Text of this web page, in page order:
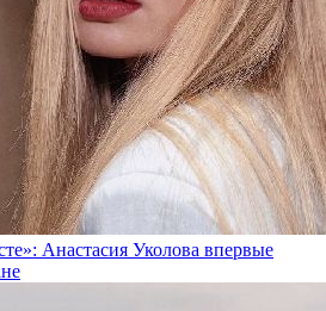
Анастасия Уколова впервые